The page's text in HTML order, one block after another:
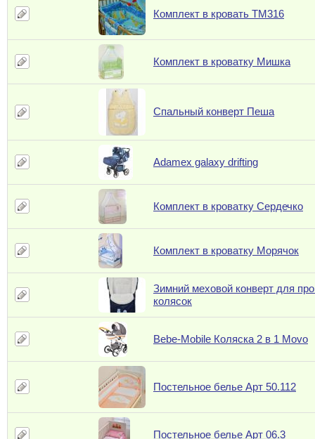
Комплект в кровать ТМ316
Комплект в кроватку Мишка
Спальный конверт Пеша
Adamex galaxy drifting
Комплект в кроватку Сердечко
Комплект в кроватку Морячок
Зимний меховой конверт для
колясок
Bebe-Mobile Коляска 2 в 1 Movo
Постельное белье Арт 50.112
Постельное белье Арт 06.3